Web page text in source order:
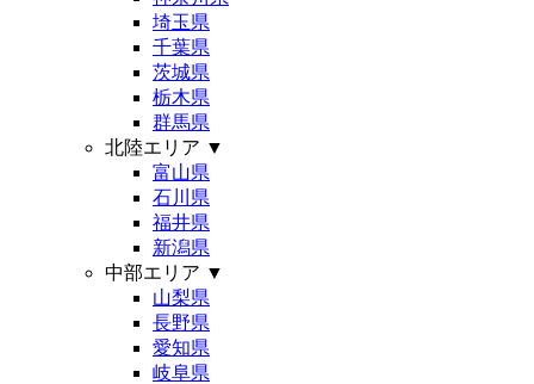
埼玉県
千葉県
茨城県
栃木県
群馬県
北陸エリア ▼
富山県
石川県
福井県
新潟県
中部エリア ▼
山梨県
長野県
愛知県
岐阜県